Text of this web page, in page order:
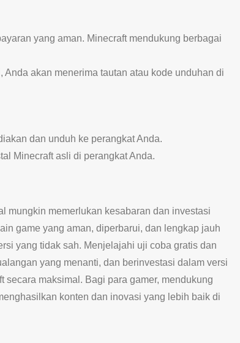
yang aman. Minecraft mendukung berbagai
Anda akan menerima tautan atau kode unduhan di
dan unduh ke perangkat Anda.
Minecraft asli di perangkat Anda.
mungkin memerlukan kesabaran dan investasi
game yang aman, diperbarui, dan lengkap jauh
yang tidak sah. Menjelajahi uji coba gratis dan
yang menanti, dan berinvestasi dalam versi
secara maksimal. Bagi para gamer, mendukung
konten dan inovasi yang lebih baik di